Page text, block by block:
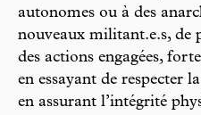
autonomes ou à des
nouveaux militant.e.s, de
des actions engagées,
en essayant de respecter
en assurant l’intégrité